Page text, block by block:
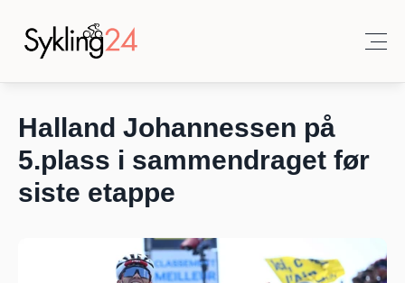
Halland Johannessen på
5.plass i sammendraget før
siste etappe